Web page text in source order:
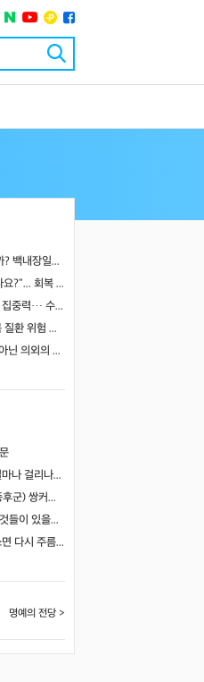
갑자기 침침해진 눈... 노안일까? 백내장일까?
"라섹 회복 기간 얼마나 걸리나요?"... 회복 과정과 일상 복귀 시점
수능 D-100, 흔들리는 체력과 집중력… 수험생 영양 관리 어떻게 할까
“평생 물질한 제주 해녀, 코·목 질환 위험 높았다”… 10년 추적 연구 결과
"한쪽 귀만 먹먹"… '귀지 탓' 아닌 의외의 원인 4가지
하안검 수술 후 회복 기간은 얼마나 걸리나요?
마르쿠스 건 증후군(턱 윙크 증후군) 쌍커풀 수술 가능 여부
하안검 수술 부작용에는 어떤 것들이 있을까요?
이마에 보톡스 맞은 후 인상 쓰면 다시 주름이 생길까요?
명예의 전당 >